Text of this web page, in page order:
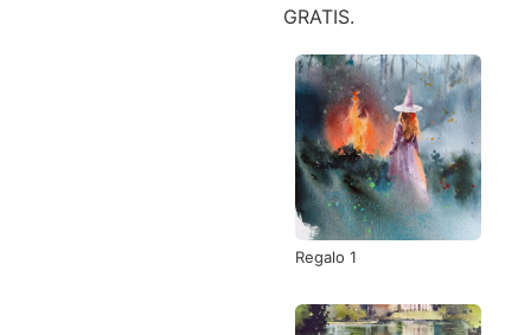
GRATIS.
Regalo 1